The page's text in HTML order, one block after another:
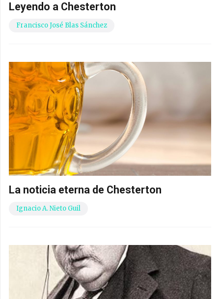
Leyendo a Chesterton
Francisco José Blas Sánchez
La noticia eterna de Chesterton
Ignacio A. Nieto Guil